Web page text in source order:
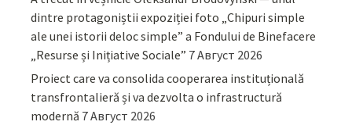
dintre protagoniștii expoziției foto „Chipuri simple
ale unei istorii deloc simple” a Fondului de Binefacere
„Resurse și Inițiative Sociale” 7 Август 2026
Proiect care va consolida cooperarea instituțională
transfrontalieră și va dezvolta o infrastructură
modernă 7 Август 2026